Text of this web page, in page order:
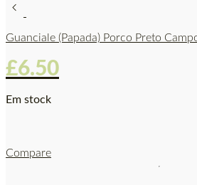
Guanciale (Papada) Porco Preto
£6.50
Em stock
Compare